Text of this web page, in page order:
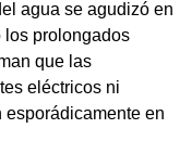
agua se agudizó en
los prolongados
que las
eléctricos ni
en